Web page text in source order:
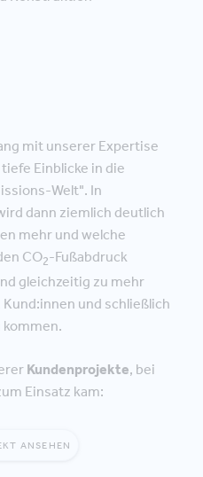
mit unserer Expertise
Einblicke in die
Welt". In
dann ziemlich deutlich
mehr und welche
CO2-Fußabdruck
gleichzeitig zu mehr
und schließlich
Kundenprojekte, bei
Einsatz kam:
ANSEHEN